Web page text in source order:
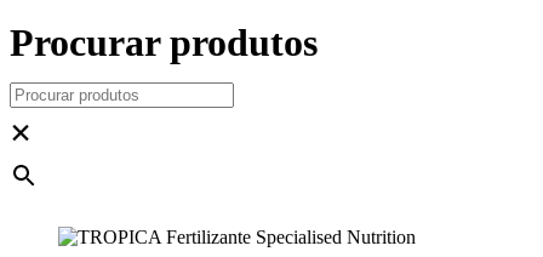
Procurar produtos
×